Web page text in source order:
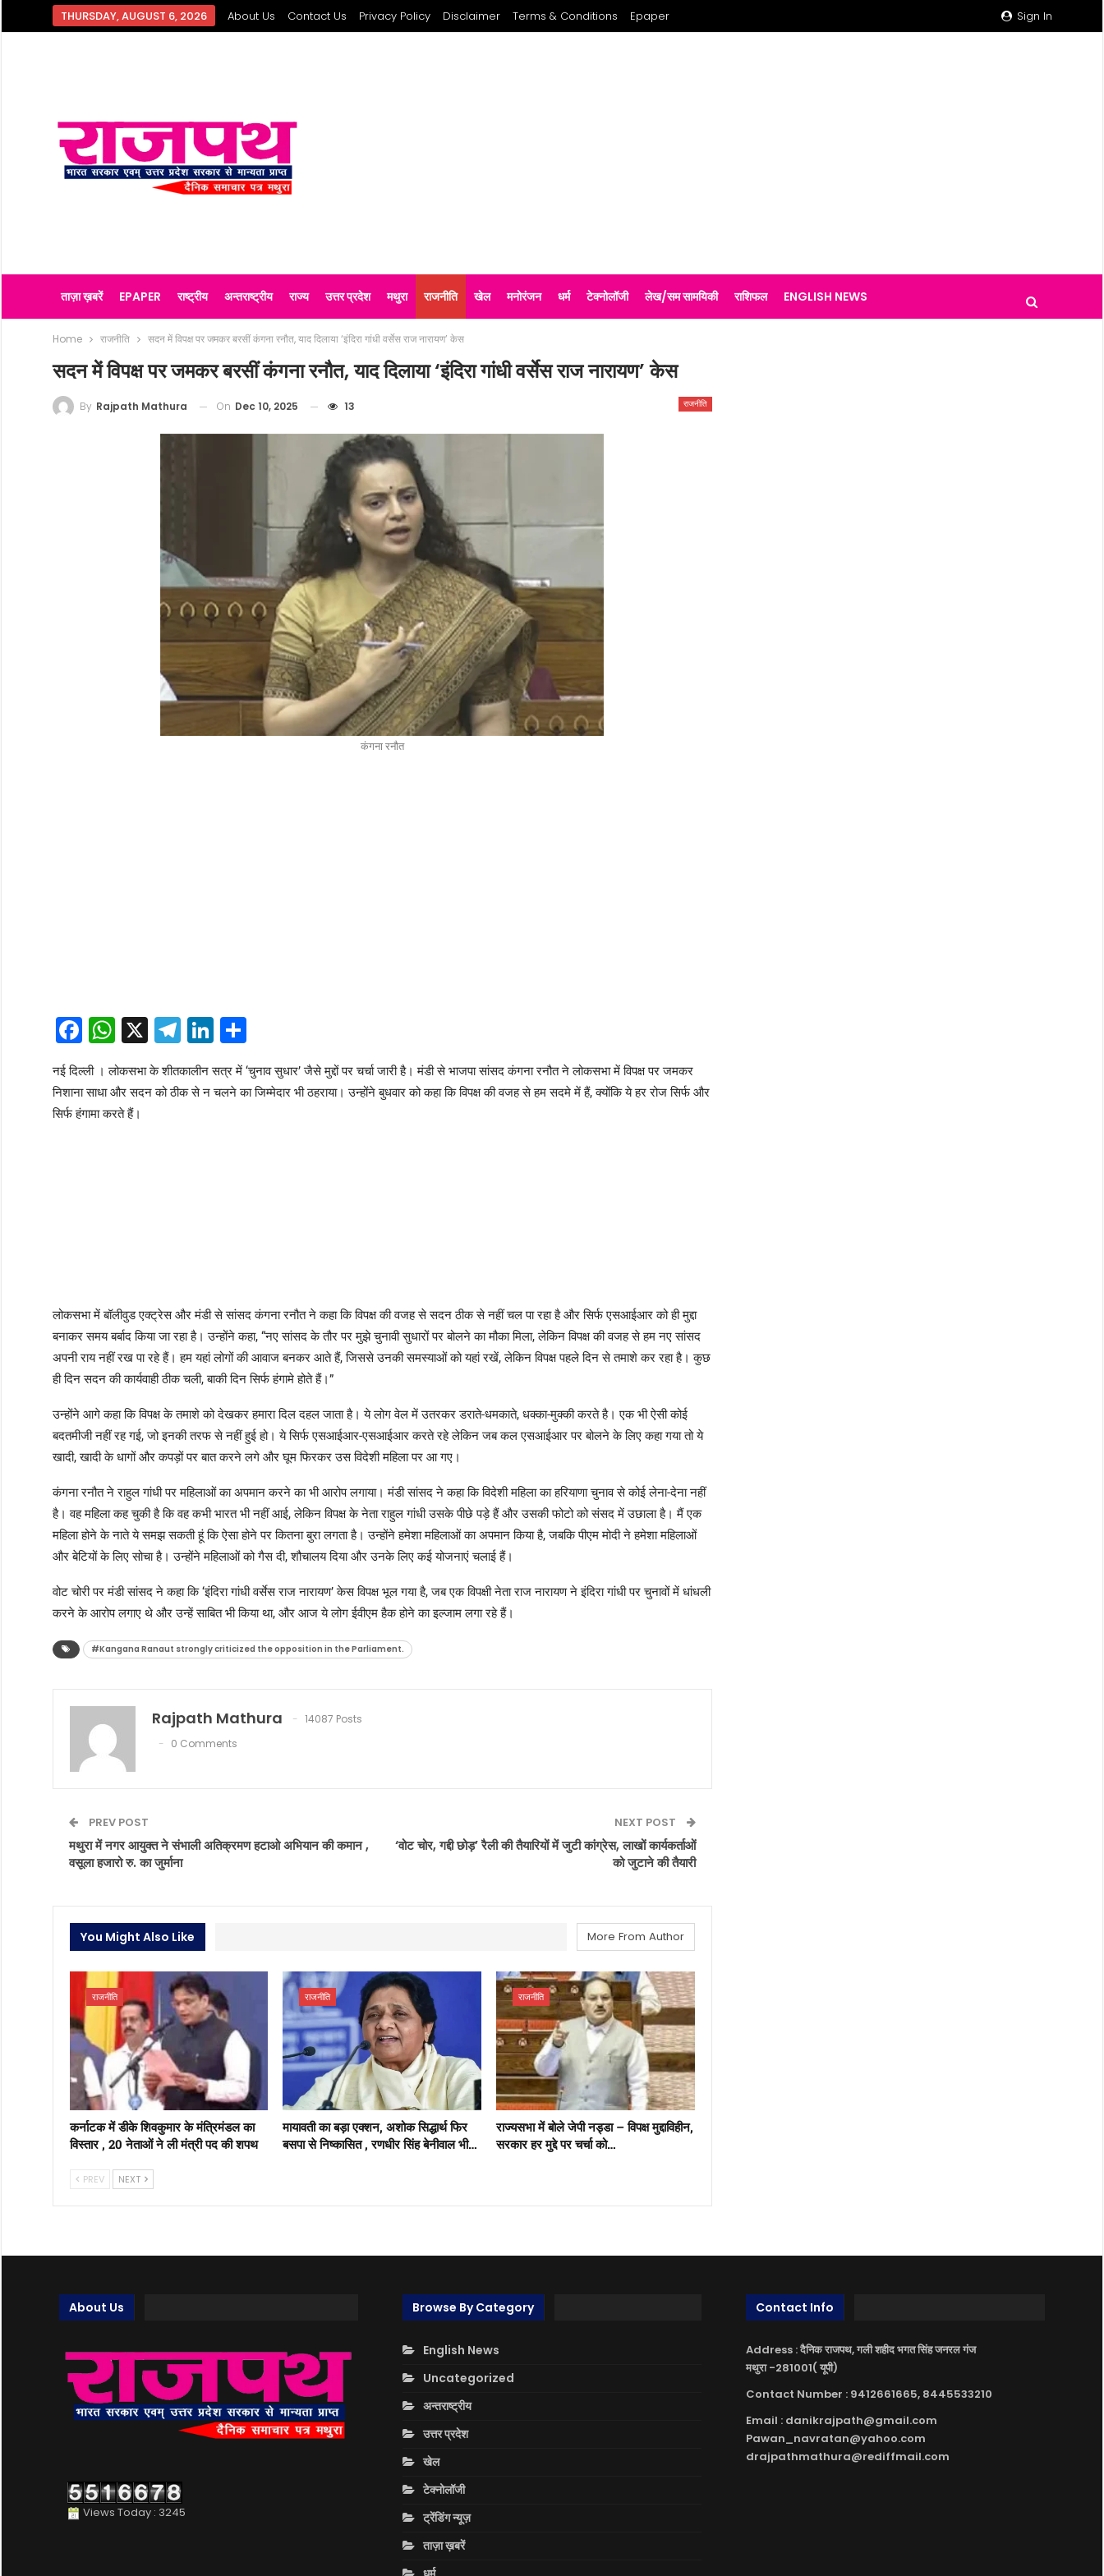
Sign In
THURSDAY, AUGUST 6, 2026 About Us Contact Us Privacy Policy Disclaimer Terms & Conditions Epaper
ताज़ा ख़बरें EPAPER राष्ट्रीय अन्तराष्ट्रीय राज्य उत्तर प्रदेश मथुरा राजनीति खेल मनोरंजन धर्म टेक्नोलॉजी लेख/सम सामयिकी राशिफल ENGLISH NEWS
Home राजनीति सदन में विपक्ष पर जमकर बरसीं कंगना रनौत, याद दिलाया ‘इंदिरा गांधी वर्सेस राज नारायण’ केस
सदन में विपक्ष पर जमकर बरसीं कंगना रनौत, याद दिलाया ‘इंदिरा गांधी वर्सेस राज नारायण’ केस
राजनीति
By Rajpath Mathura On Dec 10, 2025 13
कंगना रनौत
Facebook
WhatsApp
X Telegram
LinkedIn
Share
नई दिल्ली । लोकसभा के शीतकालीन सत्र में ‘चुनाव सुधार’ जैसे मुद्दों पर चर्चा जारी है। मंडी से भाजपा सांसद कंगना रनौत ने लोकसभा में विपक्ष पर जमकर
निशाना साधा और सदन को ठीक से न चलने का जिम्मेदार भी ठहराया। उन्होंने बुधवार को कहा कि विपक्ष की वजह से हम सदमे में हैं, क्योंकि ये हर रोज सिर्फ और
सिर्फ हंगामा करते हैं।
लोकसभा में बॉलीवुड एक्ट्रेस और मंडी से सांसद कंगना रनौत ने कहा कि विपक्ष की वजह से सदन ठीक से नहीं चल पा रहा है और सिर्फ एसआईआर को ही मुद्दा
बनाकर समय बर्बाद किया जा रहा है। उन्होंने कहा, “नए सांसद के तौर पर मुझे चुनावी सुधारों पर बोलने का मौका मिला, लेकिन विपक्ष की वजह से हम नए सांसद
अपनी राय नहीं रख पा रहे हैं। हम यहां लोगों की आवाज बनकर आते हैं, जिससे उनकी समस्याओं को यहां रखें, लेकिन विपक्ष पहले दिन से तमाशे कर रहा है। कुछ
ही दिन सदन की कार्यवाही ठीक चली, बाकी दिन सिर्फ हंगामे होते हैं।”
उन्होंने आगे कहा कि विपक्ष के तमाशे को देखकर हमारा दिल दहल जाता है। ये लोग वेल में उतरकर डराते-धमकाते, धक्का-मुक्की करते है। एक भी ऐसी कोई
बदतमीजी नहीं रह गई, जो इनकी तरफ से नहीं हुई हो। ये सिर्फ एसआईआर-एसआईआर करते रहे लेकिन जब कल एसआईआर पर बोलने के लिए कहा गया तो ये
खादी, खादी के धागों और कपड़ों पर बात करने लगे और घूम फिरकर उस विदेशी महिला पर आ गए।
कंगना रनौत ने राहुल गांधी पर महिलाओं का अपमान करने का भी आरोप लगाया। मंडी सांसद ने कहा कि विदेशी महिला का हरियाणा चुनाव से कोई लेना-देना नहीं
है। वह महिला कह चुकी है कि वह कभी भारत भी नहीं आई, लेकिन विपक्ष के नेता राहुल गांधी उसके पीछे पड़े हैं और उसकी फोटो को संसद में उछाला है। मैं एक
महिला होने के नाते ये समझ सकती हूं कि ऐसा होने पर कितना बुरा लगता है। उन्होंने हमेशा महिलाओं का अपमान किया है, जबकि पीएम मोदी ने हमेशा महिलाओं
और बेटियों के लिए सोचा है। उन्होंने महिलाओं को गैस दी, शौचालय दिया और उनके लिए कई योजनाएं चलाई हैं।
वोट चोरी पर मंडी सांसद ने कहा कि ‘इंदिरा गांधी वर्सेस राज नारायण’ केस विपक्ष भूल गया है, जब एक विपक्षी नेता राज नारायण ने इंदिरा गांधी पर चुनावों में धांधली
करने के आरोप लगाए थे और उन्हें साबित भी किया था, और आज ये लोग ईवीएम हैक होने का इल्जाम लगा रहे हैं।
#Kangana Ranaut strongly criticized the opposition in the Parliament.
Rajpath Mathura
14087 Posts
0 Comments
PREV POST
मथुरा में नगर आयुक्त ने संभाली अतिक्रमण हटाओ अभियान की कमान ,
वसूला हजारो रु. का जुर्माना
NEXT POST
‘वोट चोर, गद्दी छोड़’ रैली की तैयारियों में जुटी कांग्रेस, लाखों कार्यकर्ताओं
को जुटाने की तैयारी
You Might Also Like More From Author
राजनीति
कर्नाटक में डीके शिवकुमार के मंत्रिमंडल का
विस्तार , 20 नेताओं ने ली मंत्री पद की शपथ
राजनीति
मायावती का बड़ा एक्शन, अशोक सिद्धार्थ फिर
बसपा से निष्कासित , रणधीर सिंह बेनीवाल भी…
राजनीति
राज्यसभा में बोले जेपी नड्डा – विपक्ष मुद्दाविहीन,
सरकार हर मुद्दे पर चर्चा को…
PREV NEXT
About Us
Views Today : 3245
Browse By Category
English News
Uncategorized
अन्तराष्ट्रीय
उत्तर प्रदेश
खेल
टेक्नोलॉजी
ट्रेंडिंग न्यूज़
ताज़ा ख़बरें
Contact Info
Address : दैनिक राजपथ, गली शहीद भगत सिंह जनरल गंज
मथुरा -281001( यूपी)
Contact Number : 9412661665, 8445533210
Email : danikrajpath@gmail.com
Pawan_navratan@yahoo.com
drajpathmathura@rediffmail.com